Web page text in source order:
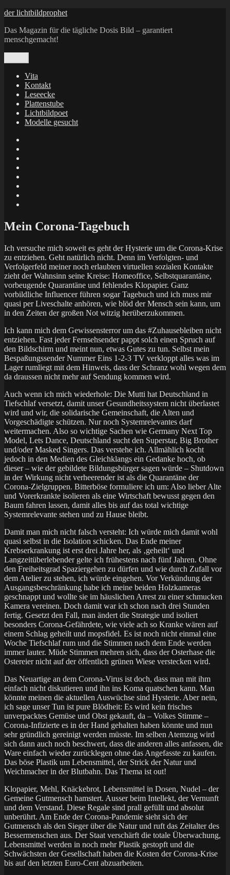
Zum
springen
der lichtbildprophet
Das Magazin für die tägliche Dosis Bild – garantiert
menschgemacht!
Vita
Kontakt
Leseecke
Plattenstube
Lichtbildpoet
Modelle gesucht
X
Mein Corona-Tagebuch
Ich versuche mich soweit es geht der Hysterie um die Corona-Krise
zu entziehen. Geht natürlich nicht. Denn im Verfolgten- und
Verfolgerfeld meiner noch erlaubten virtuellen sozialen Kontakte
zieht der Wahnsinn seine Kreise: Homeoffice, Selbstquarantäne,
vorbeugende Quarantäne und fehlendes Klopapier. Ganz
vorbildliche Influencer führen sogar Tagebuch und ich muss mir
quasi per Liveschalte anhören, wie blöd der Mensch sein kann, um
in den Zeiten der großen Not witzig herüberzukommen.
Ich kann mich dem Gewissensterror um das #Zuhausebleiben nicht
entziehen. Fast jeder Fernsehsender pappt solch einen Spruch auf
den Bildschirm und meint nun, etwas Gutes zu tun. Selbst mein
Bespaßungssender Nummer Eins 1-2-3 TV verkloppt alles was im
Lager rumliegt mit dem Hinweis, dass der Schranz wohl wegen dem
da draussen nicht mehr auf Sendung kommen wird.
Auch wenn ich mich wiederhole: Die Mutti hat Deutschland in
Tiefschlaf versetzt, damit unser Gesundheitssystem nicht überlastet
wird und wir, die solidarische Gemeinschaft, die Alten und
Vorgeschädigte schützen. Nur noch Systemrelevantes darf
weitermachen. Also so wichtige Sachen wie Germany Next Top
Model, Lets Dance, Deutschland sucht den Superstar, Big Brother
und/oder Masked Singers. Das verstehe ich. Allmählich kocht
jedoch in den Medien des Gleichklangs ein Gedanke hoch, ob
dieser – wie der gebildete Bildungsbürger sagen würde – Shutdown
in der Wirkung nicht verheerender ist als die Quarantäne der
Corona-Zielgruppen. Bitterböse formuliere ich um: Also lieber Alte
und Vorerkrankte isolieren als eine Wirtschaft bewusst gegen den
Baum fahren lassen, damit alles bis auf das total wichtige
Systemrelevante stehen und zu Hause bleibt.
Damit man mich nicht falsch versteht: Ich würde mich damit wohl
quasi selbst in die Isolation schicken. Das Ende meiner
Krebserkrankung ist erst drei Jahre her, als ‚geheilt‘ und
Langzeitüberlebender gelte ich frühestens nach fünf Jahren. Ohne
den Freiheitsgrad Spaziergehen zu dürfen und wie durch Zufall vor
dem Atelier zu stehen, ich würde eingehen. Vor Verkündung der
Ausgangsbeschränkung habe ich meine beiden Holzkameras
geschnappt und wollte sie im häuslichen Arrest zu einer schmucken
Kamera vereinen. Doch damit war ich schon nach drei Stunden
fertig. Gesetzt den Fall, man ändert die Strategie und isoliert
besonders Corona-Gefährdete, wie viele ach so Kranke wären auf
einem Schlag geheilt und mopsfidel. Es ist noch nicht einmal eine
Woche Tiefschlaf rum und die Stimmen nach dem Ende werden
immer lauter. Müde Stimmen mehren sich, dass der Osterhase die
Ostereier nicht auf der öffentlich grünen Wiese verstecken wird.
Das Neuartige an dem Corona-Virus ist doch, dass man mit ihm
einfach nicht diskutieren und ihn ins Koma quatschen kann. Man
könnte meinen die aktuellen Auswüchse sind Hysterie. Aber nein,
ich sage unser Tun ist pure Blödheit: Es wird kein frisches
unverpacktes Gemüse und Obst gekauft, da – Volkes Stimme –
Corona-Infizierte es in der Hand gehalten haben könnte und nun
sehr gründlich gereinigt werden müsste. Im selben Atemzug wird
sich dann auch noch beschwert, dass die anderen alles anfassen, die
Ware einfach wieder zurücklegen ohne das Angefasste zu kaufen.
Das böse Plastik um Lebensmittel, der Strick der Natur und
Weichmacher in der Blutbahn. Das Thema ist out!
Klopapier, Mehl, Knäckebrot, Lebensmittel in Dosen, Nudel – der
Gemeine Gutmensch hamstert. Ausser beim Intellekt, der Vernunft
und dem Verstand. Diese Regale sind prall gefüllt und absolut
unberührt. Am Ende der Corona-Pandemie sieht sich der
Gutmensch als den Sieger über die Natur und ruft das Zeitalter des
Bessermenschen aus. Der Staat verschärft die totale Überwachung,
Lebensmittel werden in noch mehr Plastik gestopft und die
Schwächsten der Gesellschaft haben die Kosten der Corona-Krise
bis auf den letzten Euro-Cent abzuarbeiten.